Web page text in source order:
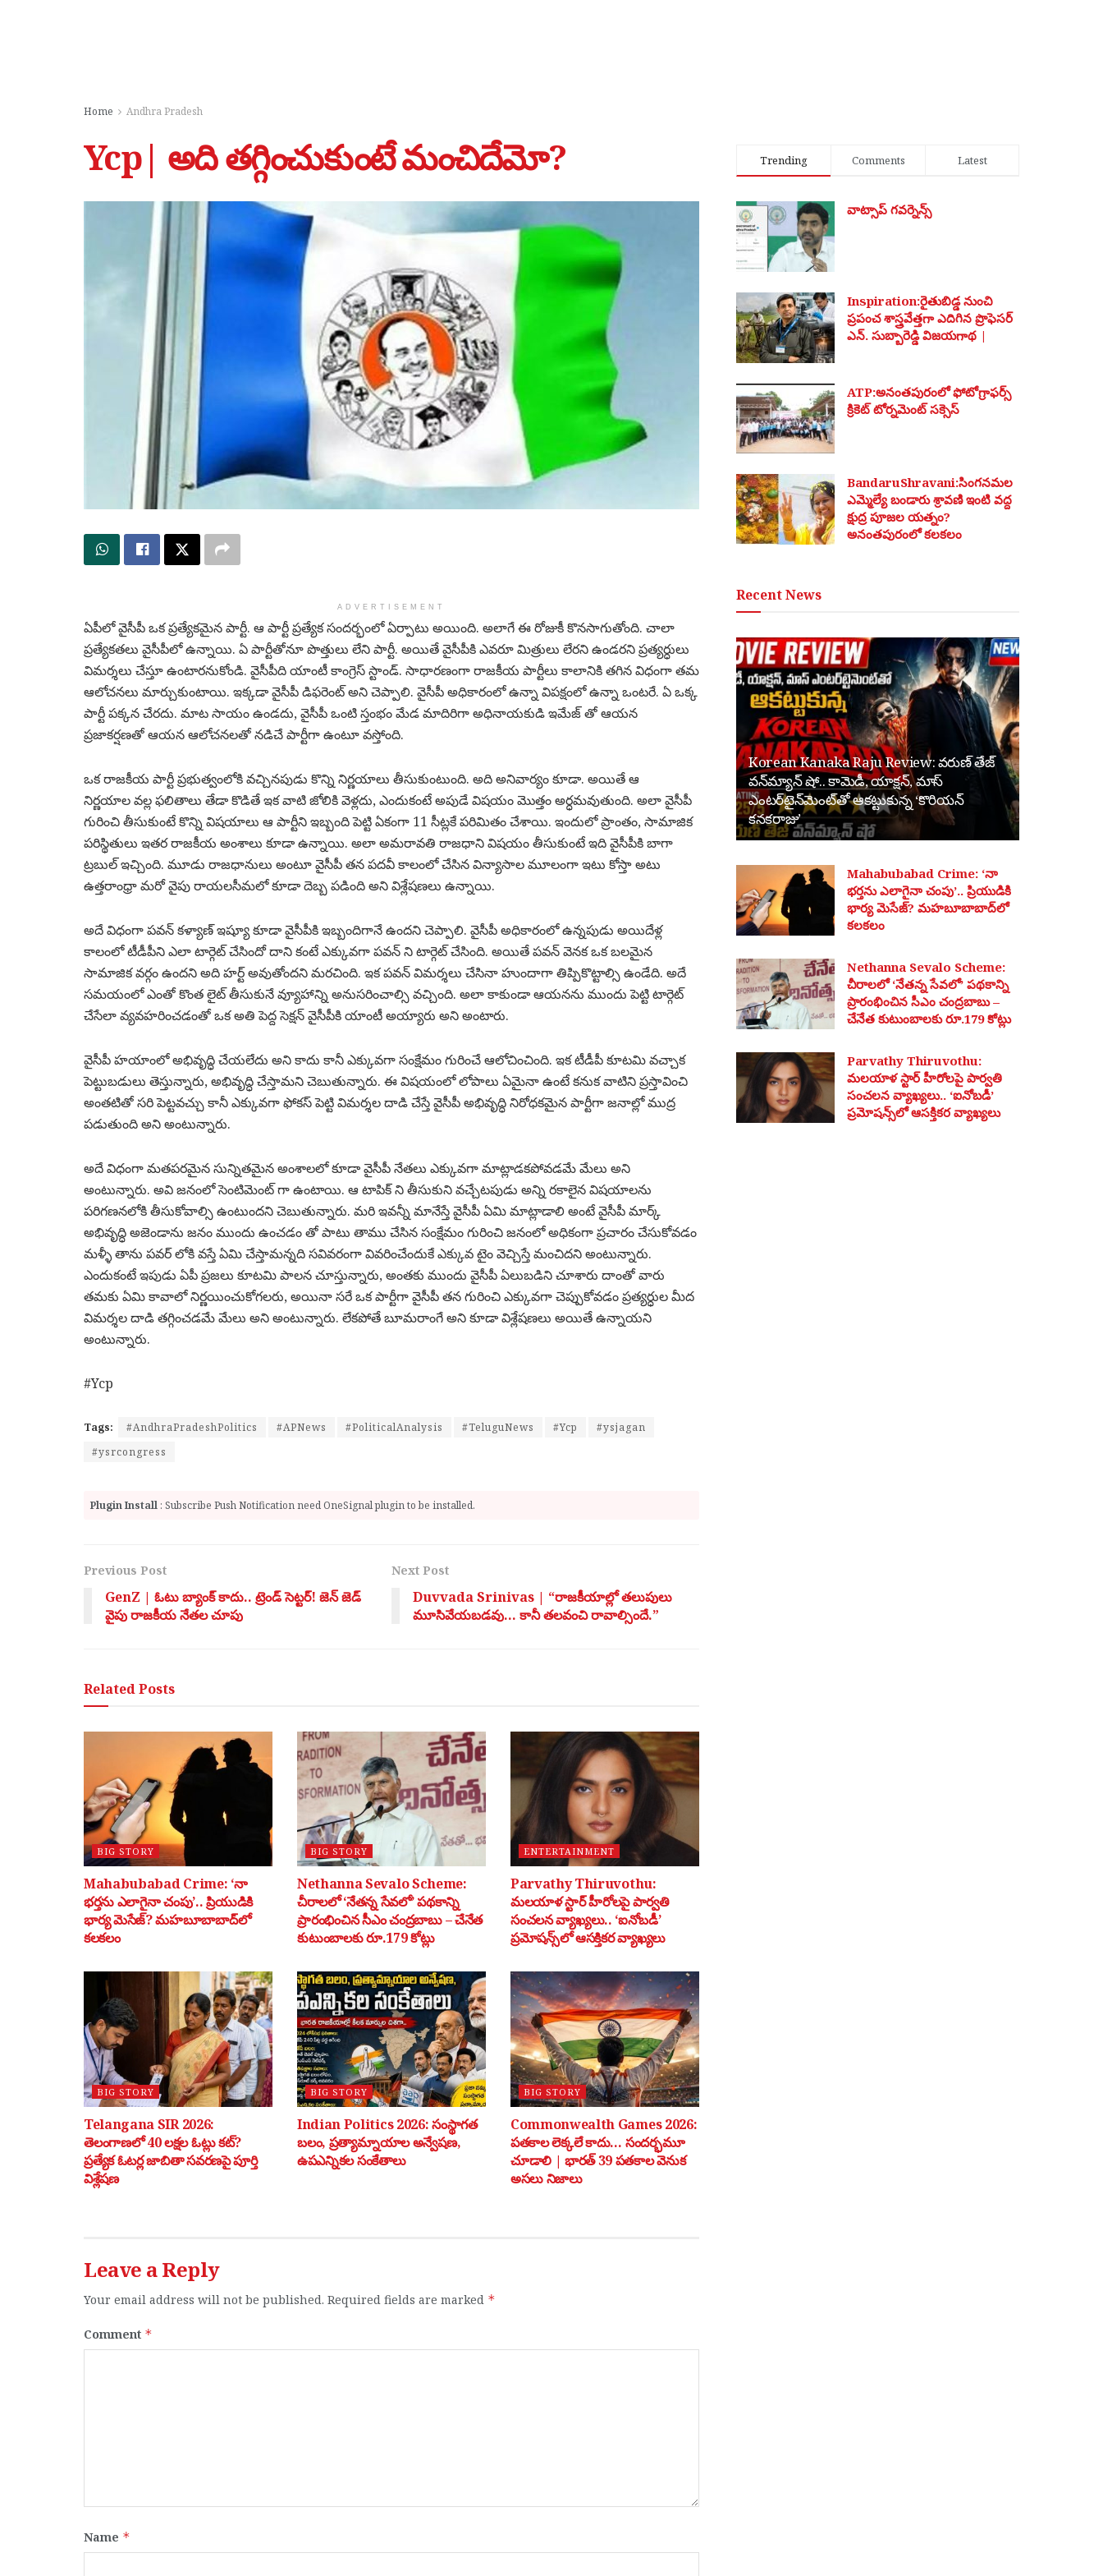
Home Andhra Pradesh
Ycp| అది తగ్గించుకుంటే మంచిదేమో?
ADVERTISEMENT
ఏపీలో వైసీపీ ఒక ప్రత్యేకమైన పార్టీ. ఆ పార్టీ ప్రత్యేక సందర్భంలో ఏర్పాటు అయింది. అలాగే ఈ రోజుకీ కొనసాగుతోంది. చాలా
ప్రత్యేకతలు వైసీపీలో ఉన్నాయి. ఏ పార్టీతోనూ పొత్తులు లేని పార్టీ. అయితే వైసీపీకి ఎవరూ మిత్రులు లేరని ఉండరని ప్రత్యర్ధులు
విమర్శలు చేస్తూ ఉంటారనుకోండి. వైసీపీది యాంటీ కాంగ్రెస్ స్టాండ్. సాధారణంగా రాజకీయ పార్టీలు కాలానికి తగిన విధంగా తమ
ఆలోచనలు మార్చుకుంటాయి. ఇక్కడా వైసీపీ డిఫరెంట్ అని చెప్పాలి. వైసీపీ అధికారంలో ఉన్నా విపక్షంలో ఉన్నా ఒంటరే. ఏ ఒక్క
పార్టీ పక్కన చేరదు. మాట సాయం ఉండదు, వైసీపీ ఒంటి స్తంభం మేడ మాదిరిగా అధినాయకుడి ఇమేజ్ తో ఆయన
ప్రజాకర్షణతో ఆయన ఆలోచనలతో నడిచే పార్టీగా ఉంటూ వస్తోంది.
ఒక రాజకీయ పార్టీ ప్రభుత్వంలోకి వచ్చినపుడు కొన్ని నిర్ణయాలు తీసుకుంటుంది. అది అనివార్యం కూడా. అయితే ఆ
నిర్ణయాల వల్ల ఫలితాలు తేడా కొడితే ఇక వాటి జోలికి వెళ్లదు, ఎందుకంటే అపుడే విషయం మొత్తం అర్ధమవుతుంది. అలా వైసీపీ
గురించి తీసుకుంటే కొన్ని విషయాలు ఆ పార్టీని ఇబ్బంది పెట్టి ఏకంగా 11 సీట్లకే పరిమితం చేశాయి. ఇందులో ప్రాంతం, సామాజిక
పరిస్థితులు ఇతర రాజకీయ అంశాలు కూడా ఉన్నాయి. అలా అమరావతి రాజధాని విషయం తీసుకుంటే ఇది వైసీపీకి బాగా
ట్రబుల్ ఇచ్చింది. మూడు రాజధానులు అంటూ వైసీపీ తన పదవీ కాలంలో చేసిన విన్యాసాల మూలంగా ఇటు కోస్తా అటు
ఉత్తరాంధ్రా మరో వైపు రాయలసీమలో కూడా దెబ్బ పడింది అని విశ్లేషణలు ఉన్నాయి.
అదే విధంగా పవన్ కళ్యాణ్ ఇష్యూ కూడా వైసీపీకి ఇబ్బందిగానే ఉందని చెప్పాలి. వైసీపీ అధికారంలో ఉన్నపుడు అయిదేళ్ల
కాలంలో టీడీపీని ఎలా టార్గెట్ చేసిందో దాని కంటే ఎక్కువగా పవన్ ని టార్గెట్ చేసింది. అయితే పవన్ వెనక ఒక బలమైన
సామాజిక వర్గం ఉందని అది హర్ట్ అవుతోందని మరచింది. ఇక పవన్ విమర్శలు చేసినా హుందాగా తిప్పికొట్టాల్సి ఉండేది. అదే
సమయంలో ఎంతో కొంత లైట్ తీసుకునే వ్యూహాన్ని అనుసరించాల్సి వచ్చింది. అలా కాకుండా ఆయనను ముందు పెట్టి టార్గెట్
చేసేలా వ్యవహరించడంతో ఒక అతి పెద్ద సెక్షన్ వైసీపీకి యాంటీ అయ్యారు అని అంటారు.
వైసీపీ హయాంలో అభివృద్ధి చేయలేదు అని కాదు కానీ ఎక్కువగా సంక్షేమం గురించే ఆలోచించింది. ఇక టీడీపీ కూటమి వచ్చాక
పెట్టుబడులు తెస్తున్నారు, అభివృద్ధి చేస్తామని చెబుతున్నారు. ఈ విషయంలో లోపాలు ఏమైనా ఉంటే కనుక వాటిని ప్రస్తావించి
అంతటితో సరి పెట్టవచ్చు కానీ ఎక్కువగా ఫోకస్ పెట్టి విమర్శల దాడి చేస్తే వైసీపీ అభివృద్ధి నిరోధకమైన పార్టీగా జనాల్లో ముద్ర
పడుతుంది అని అంటున్నారు.
అదే విధంగా మతపరమైన సున్నితమైన అంశాలలో కూడా వైసీపీ నేతలు ఎక్కువగా మాట్లాడకపోవడమే మేలు అని
అంటున్నారు. అవి జనంలో సెంటిమెంట్ గా ఉంటాయి. ఆ టాపిక్ ని తీసుకుని వచ్చేటపుడు అన్ని రకాలైన విషయాలను
పరిగణనలోకి తీసుకోవాల్సి ఉంటుందని చెబుతున్నారు. మరి ఇవన్నీ మానేస్తే వైసీపీ ఏమి మాట్లాడాలి అంటే వైసీపీ మార్క్
అభివృద్ధి అజెండాను జనం ముందు ఉంచడం తో పాటు తాము చేసిన సంక్షేమం గురించి జనంలో అధికంగా ప్రచారం చేసుకోవడం
మళ్ళీ తాను పవర్ లోకి వస్తే ఏమి చేస్తామన్నది సవివరంగా వివరించేందుకే ఎక్కువ టైం వెచ్చిస్తే మంచిదని అంటున్నారు.
ఎందుకంటే ఇపుడు ఏపీ ప్రజలు కూటమి పాలన చూస్తున్నారు, అంతకు ముందు వైసీపీ ఏలుబడిని చూశారు దాంతో వారు
తమకు ఏమి కావాలో నిర్ణయించుకోగలరు, అయినా సరే ఒక పార్టీగా వైసీపీ తన గురించి ఎక్కువగా చెప్పుకోవడం ప్రత్యర్ధుల మీద
విమర్శల దాడి తగ్గించడమే మేలు అని అంటున్నారు. లేకపోతే బూమరాంగే అని కూడా విశ్లేషణలు అయితే ఉన్నాయని
అంటున్నారు.
#Ycp
Tags: #AndhraPradeshPolitics #APNews #PoliticalAnalysis #TeluguNews #Ycp
#ysjagan
#ysrcongress
Plugin Install : Subscribe Push Notification need OneSignal plugin to be installed.
Previous Post
GenZ | ఓటు బ్యాంక్ కాదు.. ట్రెండ్ సెట్టర్! జెన్ జెడ్
వైపు రాజకీయ నేతల చూపు
Next Post
Duvvada Srinivas | “రాజకీయాల్లో తలుపులు
మూసివేయబడవు… కానీ తలవంచి రావాల్సిందే.”
RelatedPosts
BIG STORY
Mahabubabad Crime: ‘నా
భర్తను ఎలాగైనా చంపు’.. ప్రియుడికి
భార్య మెసేజ్? మహబూబాబాద్‌లో
కలకలం
BIG STORY
Nethanna Sevalo Scheme:
చీరాలలో ‘నేతన్న సేవలో’ పథకాన్ని
ప్రారంభించిన సీఎం చంద్రబాబు – చేనేత
కుటుంబాలకు రూ.179 కోట్లు
ENTERTAINMENT
Parvathy Thiruvothu:
మలయాళ స్టార్ హీరోలపై పార్వతి
సంచలన వ్యాఖ్యలు.. ‘ఐనోబడీ’
ప్రమోషన్స్‌లో ఆసక్తికర వ్యాఖ్యలు
BIG STORY
Telangana SIR 2026:
తెలంగాణలో 40 లక్షల ఓట్లు కట్?
ప్రత్యేక ఓటర్ల జాబితా సవరణపై పూర్తి
విశ్లేషణ
BIG STORY
Indian Politics 2026: సంస్థాగత
బలం, ప్రత్యామ్నాయాల అన్వేషణ,
ఉపఎన్నికల సంకేతాలు
BIG STORY
Commonwealth Games 2026:
పతకాల లెక్కలే కాదు… సందర్భమూ
చూడాలి | భారత్ 39 పతకాల వెనుక
అసలు నిజాలు
Leave a Reply
Your email address will not be published. Required fields are marked *
Comment *
Name *
Trending Comments Latest
వాట్సాప్ గవర్నెన్స్
Inspiration:రైతుబిడ్డ నుంచి
ప్రపంచ శాస్త్రవేత్తగా ఎదిగిన ప్రొఫెసర్
ఎన్. సుబ్బారెడ్డి విజయగాథ |
ATP:అనంతపురంలో ఫోటోగ్రాఫర్స్
క్రికెట్ టోర్నమెంట్ సక్సెస్
BandaruShravani:సింగనమల
ఎమ్మెల్యే బండారు శ్రావణి ఇంటి వద్ద
క్షుద్ర పూజల యత్నం?
అనంతపురంలో కలకలం
Recent News
Korean Kanaka Raju Review: వరుణ్ తేజ్
వన్‌మ్యాన్ షో.. కామెడీ, యాక్షన్, మాస్
ఎంటర్‌టైన్‌మెంట్‌తో ఆకట్టుకున్న ‘కొరియన్
కనకరాజు’
Mahabubabad Crime: ‘నా
భర్తను ఎలాగైనా చంపు’.. ప్రియుడికి
భార్య మెసేజ్? మహబూబాబాద్‌లో
కలకలం
Nethanna Sevalo Scheme:
చీరాలలో ‘నేతన్న సేవలో’ పథకాన్ని
ప్రారంభించిన సీఎం చంద్రబాబు –
చేనేత కుటుంబాలకు రూ.179 కోట్లు
Parvathy Thiruvothu:
మలయాళ స్టార్ హీరోలపై పార్వతి
సంచలన వ్యాఖ్యలు.. ‘ఐనోబడీ’
ప్రమోషన్స్‌లో ఆసక్తికర వ్యాఖ్యలు